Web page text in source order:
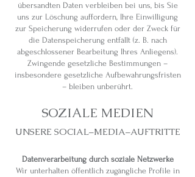
übersandten Daten verbleiben bei uns, bis Sie
uns zur Löschung auffordern, Ihre Einwilligung
zur Speicherung widerrufen oder der Zweck für
die Datenspeicherung entfällt (z. B. nach
abgeschlossener Bearbeitung Ihres Anliegens).
Zwingende gesetzliche Bestimmungen –
insbesondere gesetzliche Aufbewahrungsfristen
– bleiben unberührt.
SOZIALE MEDIEN
UNSERE SOCIAL–MEDIA–AUFTRITTE
Datenverarbeitung durch soziale Netzwerke
Wir unterhalten öffentlich zugängliche Profile in